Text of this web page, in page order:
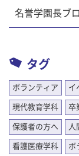
名誉学園長ブ
タグ
ボランティア イ
現代教育学科 卒
保護者の方へ 人
看護医療学科 ボ